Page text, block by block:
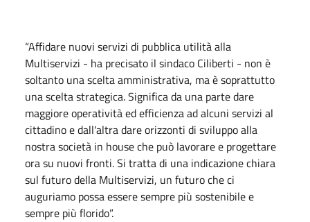
“Affidare nuovi servizi di pubblica utilità alla
Multiservizi - ha precisato il sindaco Ciliberti - non è
soltanto una scelta amministrativa, ma è soprattutto
una scelta strategica. Significa da una parte dare
maggiore operatività ed efficienza ad alcuni servizi al
cittadino e dall'altra dare orizzonti di sviluppo alla
nostra società in house che può lavorare e progettare
ora su nuovi fronti. Si tratta di una indicazione chiara
sul futuro della Multiservizi, un futuro che ci
auguriamo possa essere sempre più sostenibile e
sempre più florido”.